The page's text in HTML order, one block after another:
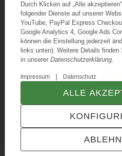
TECHNIK JTL-Shop Template
ANMELDEN MENÜ
Durch Klicken auf „Alle
folgender Dienste auf unserer
YouTube, PayPal Express
Google Analytics 4, Google Ads
können die Einstellung jederzeit
links unten). Weitere Details finden
in unserer Datenschutzerklärung.
Impressum Datenschutz
ALLE